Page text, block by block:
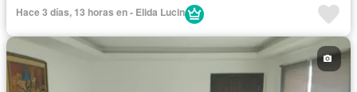
Jacuzzi
Agua
Acceso para personas con discapacidad
Garita de guardianía
Seguridad
Piscina
Hace 3 días, 13 horas en - Elida Lucin